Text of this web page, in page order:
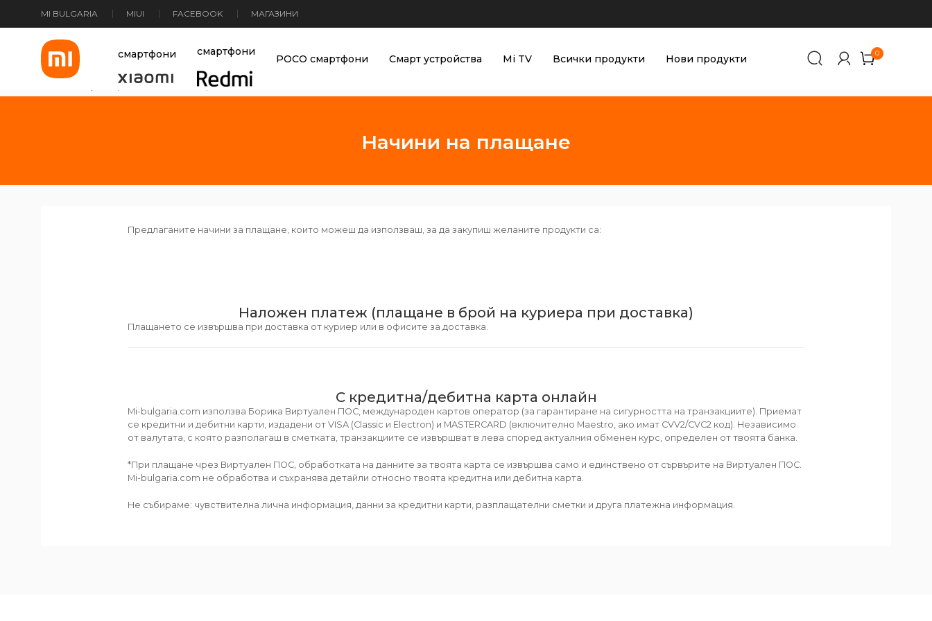
MI BULGARIA MIUI FACEBOOK МАГАЗИНИ
смартфони смартфони
POCO смартфони Смарт устройства Mi TV Всички продукти Нови продукти 0
Xiaomi Bulgaria
Основна страница > Начини на плащане
Начини на плащане
Предлаганите начини за плащане, които можеш да използваш, за да закупиш желаните продукти са:
Наложен платеж (плащане в брой на куриера при доставка)
Плащането се извършва при доставка oт куриер или в офисите за доставка.
С кредитна/дебитна карта онлайн
Mi-bulgaria.com използва Борика Виртуален ПОС, международен картов оператор (за гарантиране на сигурността на транзакциите). Приемат
се кредитни и дебитни карти, издадени от VISA (Classic и Electron) и MASTERCARD (включително Maestro, ако имат CVV2/CVC2 код). Независимо
от валутата, с която разполагаш в сметката, транзакциите се извършват в лева според актуалния обменен курс, определен от твоята банка.
*При плащане чрез Виртуален ПОС, обработката на данните за твоята карта се извършва само и единствено от сървърите на Виртуален ПОС.
Mi-bulgaria.com не обработва и съхранява детайли относно твоята кредитна или дебитна карта.
Не събираме: чувствителна лична информация, данни за кредитни карти, разплащателни сметки и друга платежна информация.